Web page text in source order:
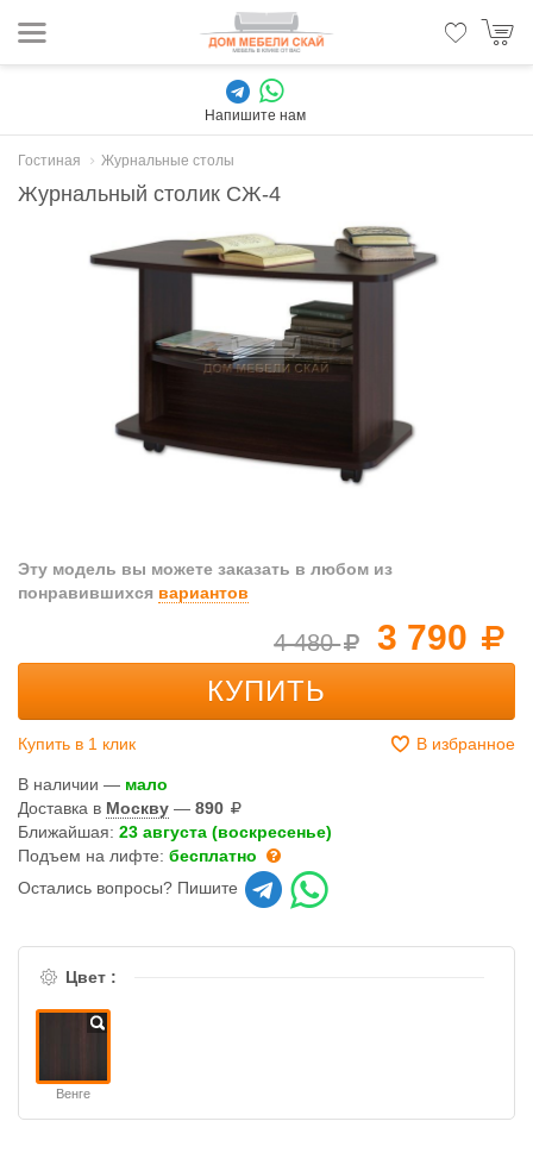
Напишите нам
Гостиная Журнальные столы
Журнальный столик СЖ-4
Эту модель вы можете заказать в любом из
понравившихся вариантов
3 790
4 480
КУПИТЬ
Купить в 1 клик В избранное
В наличии — мало
Доставка в Москву — 890
Ближайшая: 23 августа (воскресенье)
Подъем на лифте: бесплатно
Остались вопросы? Пишите
Цвет :
Венге